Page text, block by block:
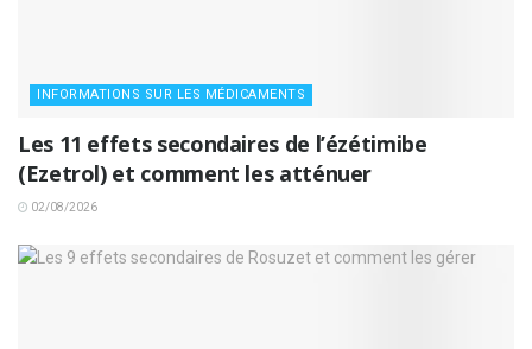
INFORMATIONS SUR LES MÉDICAMENTS
Les 11 effets secondaires de l’ézétimibe
(Ezetrol) et comment les atténuer
02/08/2026